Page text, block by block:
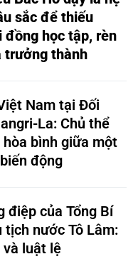
sắc để thiếu
đồng học tập, rèn
trưởng thành
Nam tại Đối
La: Chủ thể
bình giữa một
động
điệp của Tổng Bí
tịch nước Tô Lâm:
và luật lệ